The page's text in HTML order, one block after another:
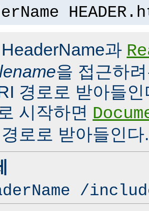
과
을 접근하
경로로 받아들
시작하면
로로 받아들인다.
/